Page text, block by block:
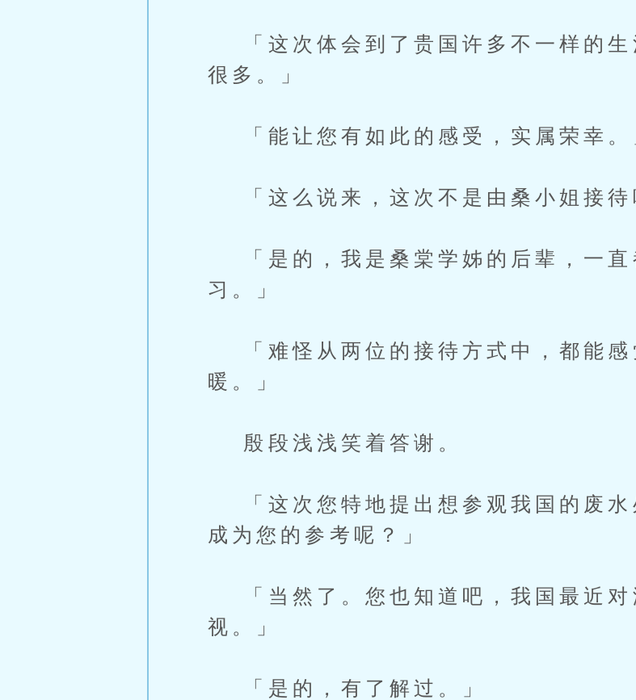
「这次体会到了贵国许多不一样的生
很多。」
「能让您有如此的感受，实属荣幸。
「这么说来，这次不是由桑小姐接待
「是的，我是桑棠学姊的后辈，一直
习。」
「难怪从两位的接待方式中，都能感
暖。」
殷段浅浅笑着答谢。
「这次您特地提出想参观我国的废水
成为您的参考呢？」
「当然了。您也知道吧，我国最近对
视。」
「是的，有了解过。」